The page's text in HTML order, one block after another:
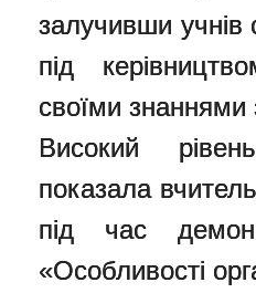
залучивши учнів
під
своїми
Високий
показала
під час
«Особливості